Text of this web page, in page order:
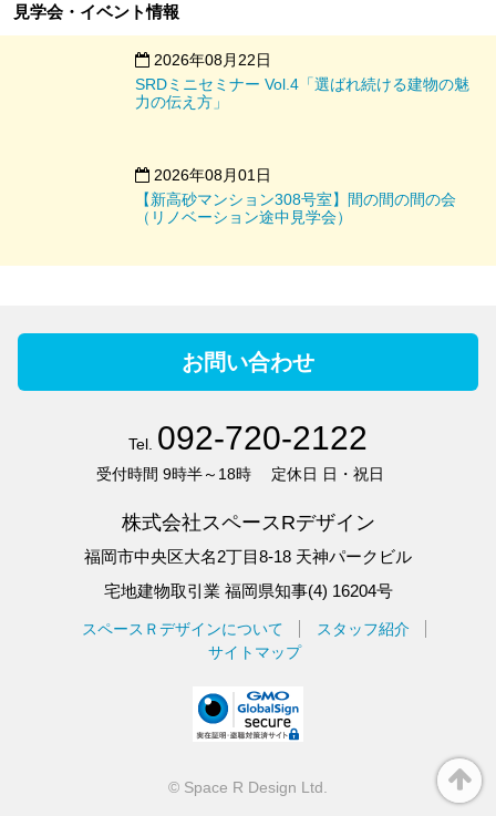
見学会・イベント情報
2026年08月22日
SRDミニセミナー Vol.4「選ばれ続ける建物の魅
力の伝え方」
2026年08月01日
【新高砂マンション308号室】間の間の間の会
（リノベーション途中見学会）
お問い合わせ
Tel. 092-720-2122
受付時間 9時半～18時 定休日 日・祝日
株式会社スペースRデザイン
福岡市中央区大名2丁目8-18 天神パークビル
宅地建物取引業 福岡県知事(4) 16204号
スペースＲデザインについて
スタッフ紹介
サイトマップ
© Space R Design Ltd.